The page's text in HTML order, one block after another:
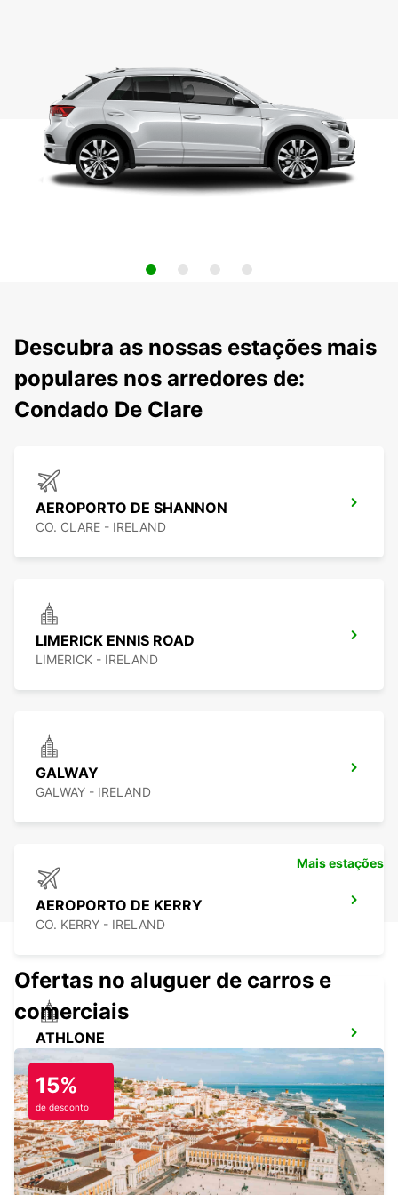
Descubra as nossas estações mais
populares nos arredores de:
Condado De Clare
AEROPORTO DE SHANNON
CO. CLARE - IRELAND
LIMERICK ENNIS ROAD
LIMERICK - IRELAND
GALWAY
GALWAY - IRELAND
AEROPORTO DE KERRY
CO. KERRY - IRELAND
ATHLONE
ATHLONE - IRELAND
CLONMEL
CLONMEL - IRELAND
Mais estações
Ofertas no aluguer de carros e
comerciais
15%
de desconto